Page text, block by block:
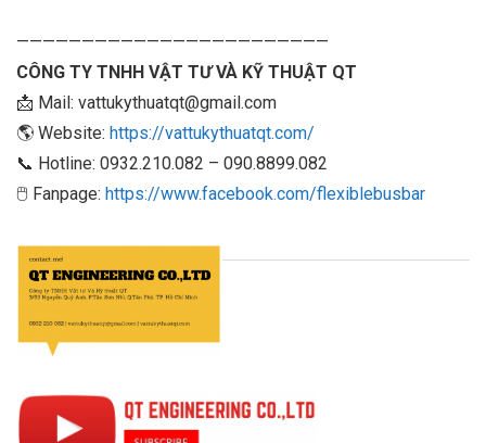
————————————————————————
CÔNG TY TNHH VẬT TƯ VÀ KỸ THUẬT QT
📩 Mail: vattukythuatqt@gmail.com
🌎 Website: https://vattukythuatqt.com/
📞 Hotline: 0932.210.082 – 090.8899.082
🖱 Fanpage: https://www.facebook.com/flexiblebusbar